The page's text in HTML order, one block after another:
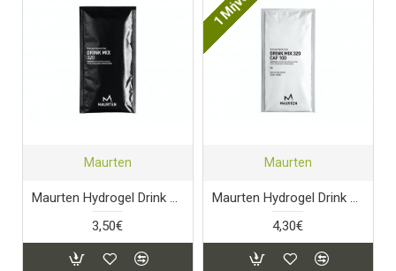
Maurten
Maurten Hydrogel Drink Mix 320
3,50€
Maurten
Maurten Hydrogel Drink Mix CAF 320
4,30€